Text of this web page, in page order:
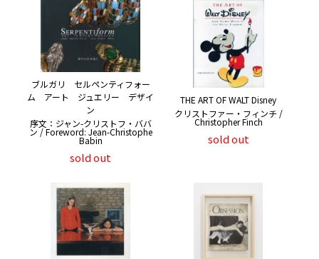
ブルガリ セルペンティフォー
ム アート ジュエリー デザイ
ン
序文：ジャン-クリストフ・ババ
ン / Foreword: Jean-Christophe
Babin
sold out
THE ART OF WALT Disney
クリストファー・フィンチ /
Christopher Finch
sold out